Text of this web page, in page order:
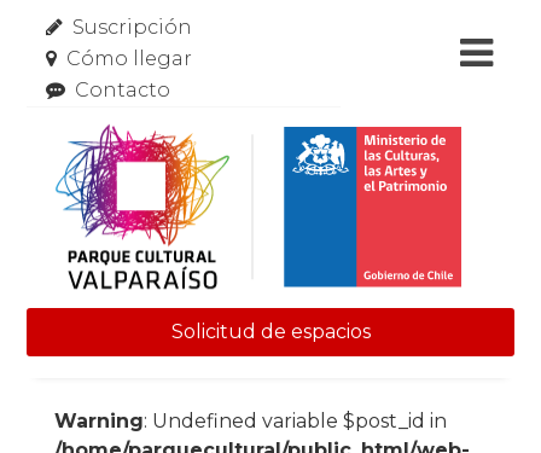
Suscripción
Cómo llegar
Contacto
Solicitud de espacios
Warning: Undefined variable $post_id in